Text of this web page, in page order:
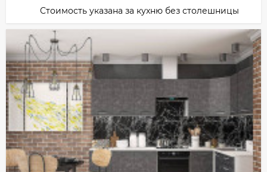
Стоимость указана за кухню без столешницы